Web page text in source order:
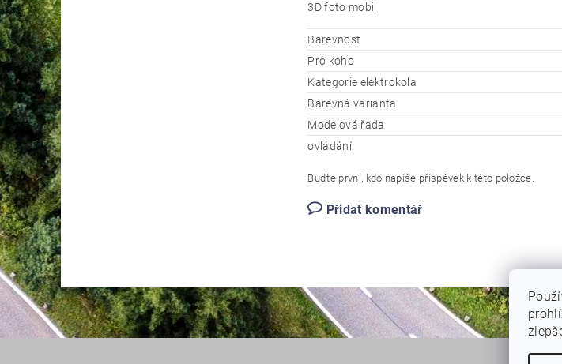
3D foto mobil
Barevnost
Pro koho
Kategorie elektrokola
Barevná varianta
Modelová řada
ovládání
Buďte první, kdo napíše příspěvek k této položce.
Přidat komentář